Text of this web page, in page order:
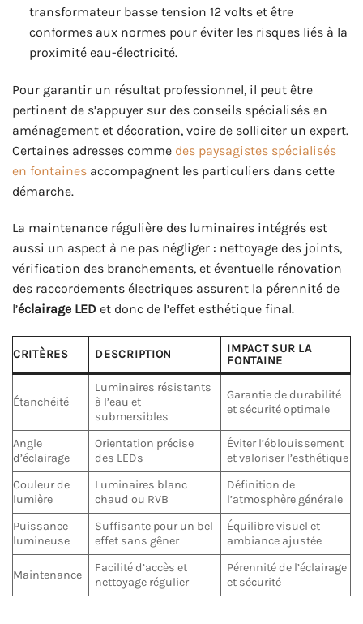
transformateur basse tension 12 volts et être
conformes aux normes pour éviter les risques liés à la
proximité eau-électricité.
Pour garantir un résultat professionnel, il peut être
pertinent de s’appuyer sur des conseils spécialisés en
aménagement et décoration, voire de solliciter un expert.
Certaines adresses comme des paysagistes spécialisés
en fontaines accompagnent les particuliers dans cette
démarche.
La maintenance régulière des luminaires intégrés est
aussi un aspect à ne pas négliger : nettoyage des joints,
vérification des branchements, et éventuelle rénovation
des raccordements électriques assurent la pérennité de
l’éclairage LED et donc de l’effet esthétique final.
CRITÈRES DESCRIPTION
IMPACT SUR LA
FONTAINE
Étanchéité
Luminaires résistants
à l’eau et
submersibles
Garantie de durabilité
et sécurité optimale
Angle
d’éclairage
Orientation précise
des LEDs
Éviter l’éblouissement
et valoriser l’esthétique
Couleur de
lumière
Luminaires blanc
chaud ou RVB
Définition de
l’atmosphère générale
Puissance
lumineuse
Suffisante pour un bel
effet sans gêner
Équilibre visuel et
ambiance ajustée
Maintenance
Facilité d’accès et
nettoyage régulier
Pérennité de l’éclairage
et sécurité